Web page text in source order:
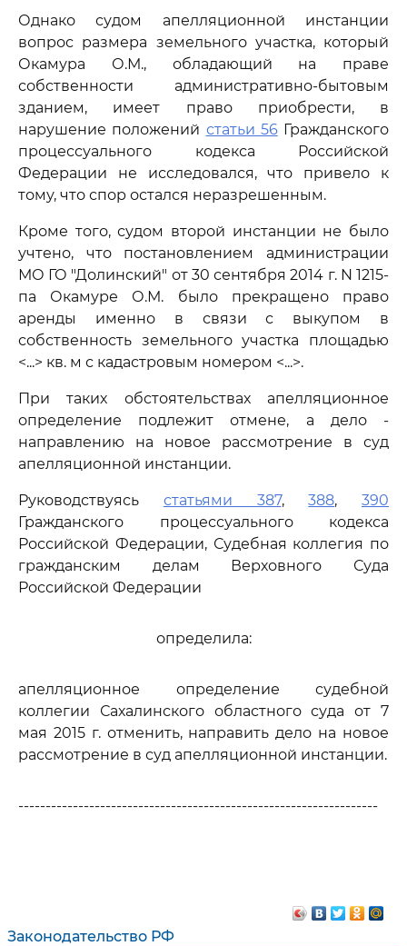
Законодательство РФ
Однако судом апелляционной инстанции
вопрос размера земельного участка, который
Окамура О.М., обладающий на праве
собственности административно-бытовым
зданием, имеет право приобрести, в
нарушение положений статьи 56Гражданского
процессуального кодекса Российской
Федерации не исследовался, что привело к
тому, что спор остался неразрешенным.
Кроме того, судом второй инстанции не было
учтено, что постановлением администрации
МО ГО "Долинский" от 30 сентября 2014 г. N 1215-
па Окамуре О.М. было прекращено право
аренды именно в связи с выкупом в
собственность земельного участка площадью
<...> кв. м с кадастровым номером <...>.
При таких обстоятельствах апелляционное
определение подлежит отмене, а дело -
направлению на новое рассмотрение в суд
апелляционной инстанции.
Руководствуясь статьями 387,388, 390
Гражданского процессуального кодекса
Российской Федерации, Судебная коллегия по
гражданским делам Верховного Суда
Российской Федерации
определила:
апелляционное определение судебной
коллегии Сахалинского областного суда от 7
мая 2015 г. отменить, направить дело на новое
рассмотрение в суд апелляционной инстанции.
------------------------------------------------------------------